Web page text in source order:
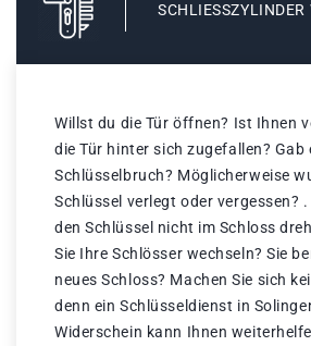
SCHLIESSZYLINDER
Willst du die Tür öffnen? Ist Ihnen
die Tür hinter sich zugefallen? Gab
Schlüsselbruch? Möglicherweise
Schlüssel verlegt oder vergessen? .
den Schlüssel nicht im Schloss
Sie Ihre Schlösser wechseln? Sie
neues Schloss? Machen Sie sich
denn ein Schlüsseldienst in
Widerschein kann Ihnen